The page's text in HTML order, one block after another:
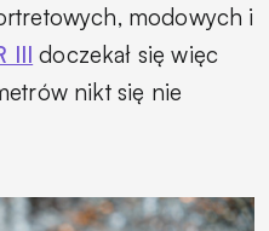
modowych i
III doczekał się więc
nikt się nie